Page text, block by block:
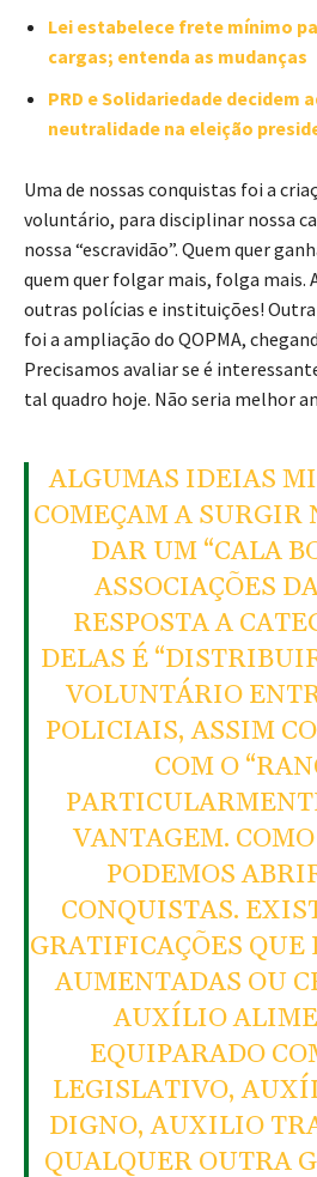
Lei estabelece frete mínimo
cargas; entenda as mudanças
PRD e Solidariedade decidem
neutralidade na eleição
Uma de nossas conquistas foi a
voluntário, para disciplinar nossa
nossa “escravidão”. Quem quer
quem quer folgar mais, folga mais.
outras polícias e instituições!
foi a ampliação do QOPMA,
Precisamos avaliar se é
tal quadro hoje. Não seria melhor
ALGUMAS IDEIAS
COMEÇAM A SURGIR
DAR UM “CALA
ASSOCIAÇÕES
RESPOSTA A
DELAS É
VOLUNTÁRIO
POLICIAIS, ASSIM
COM O
VANTAGEM.
PODEMOS
CONQUISTAS.
GRATIFICAÇÕES QUE
AUMENTADAS OU
AUXÍLIO
EQUIPARADO
LEGISLATIVO,
DIGNO, AUXILIO
QUALQUER OUTRA